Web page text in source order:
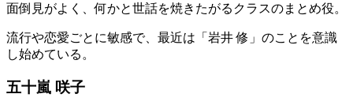
面倒見がよく、何かと世話を焼きたがるクラスのまとめ役。
流行や恋愛ごとに敏感で、最近は「岩井 修」のことを意識
し始めている。
五十嵐 咲子